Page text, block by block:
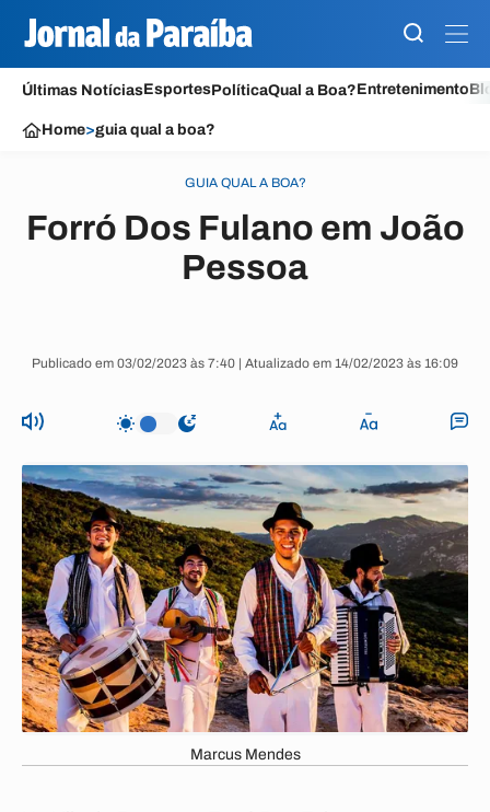
Últimas NotíciasEsportesPolíticaQual a Boa?Entretenimento
Home>guia qual a boa?
GUIA QUAL A BOA?
Forró Dos Fulano em João
Pessoa
Publicado em 03/02/2023 às 7:40 | Atualizado em 14/02/2023 às 16:09
Marcus Mendes